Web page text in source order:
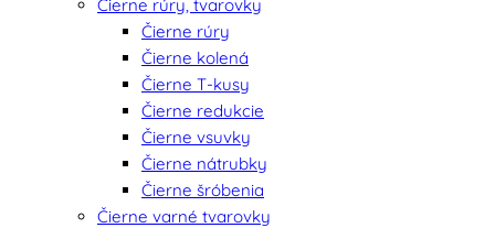
Čierne rúry, tvarovky
Čierne rúry
Čierne kolená
Čierne T-kusy
Čierne redukcie
Čierne vsuvky
Čierne nátrubky
Čierne šróbenia
Čierne varné tvarovky